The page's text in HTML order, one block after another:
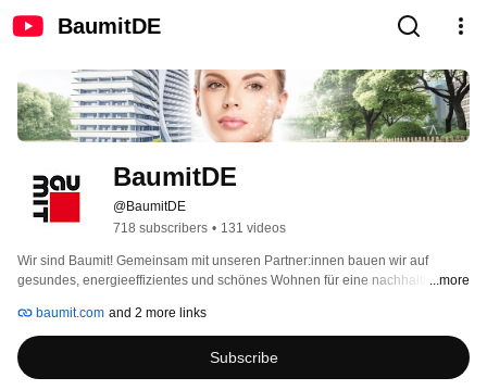
BaumitDE
BaumitDE
@BaumitDE
718 subscribers • 131 videos
Wir sind Baumit! Gemeinsam mit unseren Partner:innen bauen wir auf
gesundes, energieeffizientes und schönes Wohnen für eine nachhaltige ...more
baumit.com and 2 more links
Subscribe